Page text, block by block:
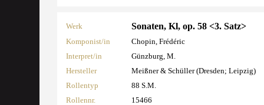
Werk Sonaten, Kl, op. 58 <3. Satz>
Komponist/in
Chopin, Frédéric
Interpret/in
Günzburg, M.
Hersteller
Meißner & Schüller (Dresden; Leipzig)
Rollentyp
88 S.M.
Rollennr.
15466